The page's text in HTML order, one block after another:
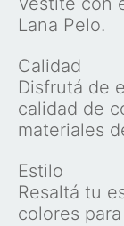
Lana Pelo.
Calidad
Disfrutá de
calidad de
materiales
Estilo
Resaltá tu
colores